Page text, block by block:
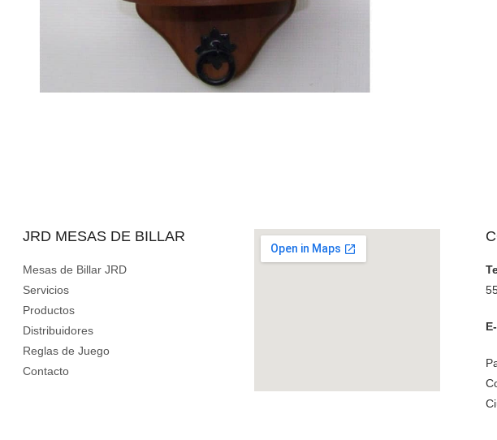
JRD MESAS DE BILLAR
Mesas de Billar JRD
Servicios
Productos
Distribuidores
Reglas de Juego
Contacto